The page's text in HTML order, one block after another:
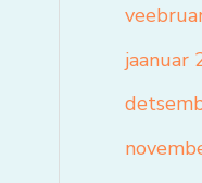
jaanuar